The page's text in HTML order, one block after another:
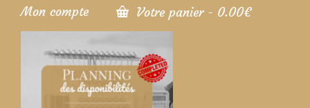
Mon compte Votre panier - 0.00€